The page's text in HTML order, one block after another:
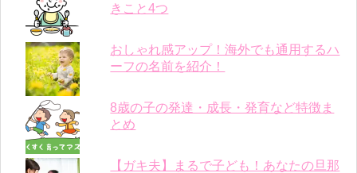
きこと4つ
おしゃれ感アップ！海外でも通用するハ
ーフの名前を紹介！
8歳の子の発達・成長・発育など特徴ま
とめ
【ガキ夫】まるで子ども！あなたの旦那